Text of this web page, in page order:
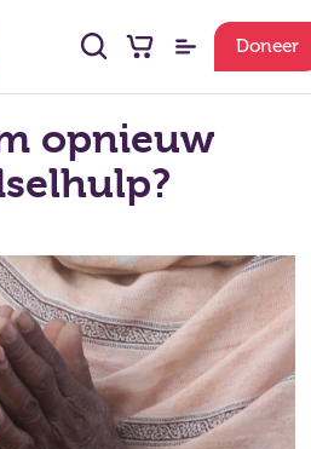
Doneer
opnieuw